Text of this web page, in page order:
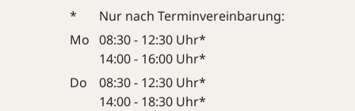
*
Nur nach Terminvereinbarung:
Mo 08:30 - 12:30 Uhr*
14:00 - 16:00 Uhr*
Do
08:30 - 12:30 Uhr*
14:00 - 18:30 Uhr*